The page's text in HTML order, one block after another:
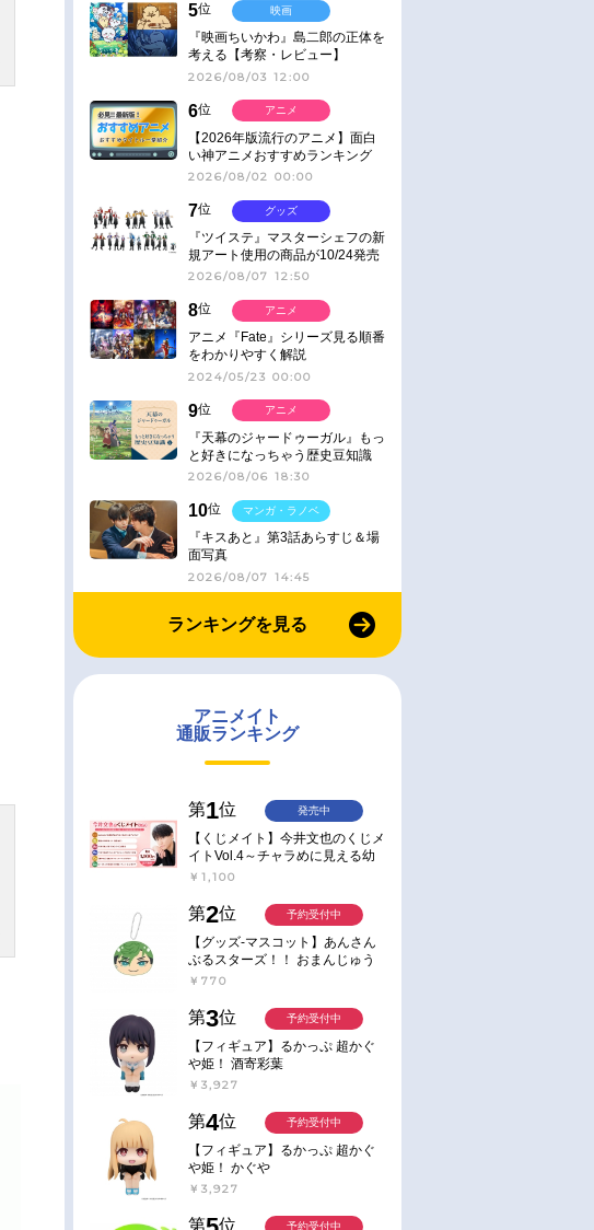
5位
『映画ちいかわ』島二郎の正体を
考える【考察・レビュー】
2026/08/03 12:00
映画
6位
【2026年版流行のアニメ】面白
い神アニメおすすめランキング
【名作・話題作】｜ジャンル別人
2026/08/02 00:00
アニメ
7位
『ツイステ』マスターシェフの新
規アート使用の商品が10/24発売
2026/08/07 12:50
グッズ
8位
アニメ『Fate』シリーズ見る順番
をわかりやすく解説
2024/05/23 00:00
アニメ
9位
『天幕のジャードゥーガル』もっ
と好きになっちゃう歴史豆知識
2026/08/06 18:30
アニメ
10位
『キスあと』第3話あらすじ＆場
面写真
2026/08/07 14:45
マンガ・ラノベ
ランキングを見る
アニメイト
通販ランキング
第1位
【くじメイト】今井文也のくじメ
イトVol.4～チャラめに見える幼
馴染、実は一途で独占欲が強いん
￥1,100
発売中
第2位
【グッズ-マスコット】あんさん
ぶるスターズ！！ おまんじゅう
にぎにぎマスコット ねくすと2
￥770
予約受付中
第3位
【フィギュア】るかっぷ 超かぐ
や姫！ 酒寄彩葉
￥3,927
予約受付中
第4位
【フィギュア】るかっぷ 超かぐ
や姫！ かぐや
￥3,927
予約受付中
第 位 予約受付中